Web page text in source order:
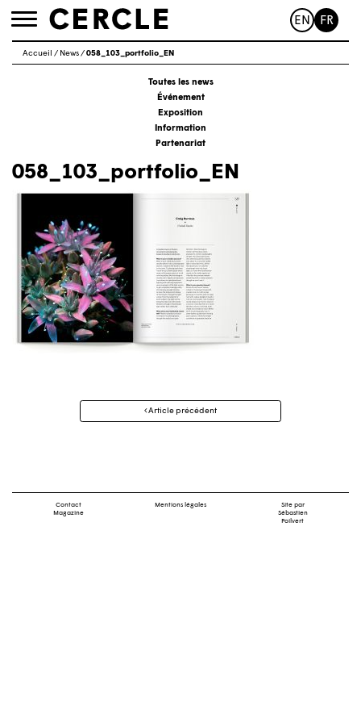
Toggle
EN FR
Accueil / News/058_103_portfolio_EN
Toutes les news
Événement
Exposition
Information
Partenariat
058_103_portfolio_EN
Navigation
Article précédent
Contact
Magazine
Mentions légales
Site par
Sébastien
Poilvert